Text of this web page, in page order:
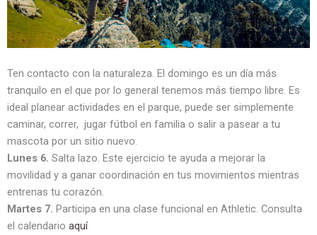
Ten contacto con la naturaleza. El domingo es un día más
tranquilo en el que por lo general tenemos más tiempo libre. Es
ideal planear actividades en el parque, puede ser simplemente
caminar, correr, jugar fútbol en familia o salir a pasear a tu
mascota por un sitio nuevo.
Lunes 6. Salta lazo. Este ejercicio te ayuda a mejorar la
movilidad y a ganar coordinación en tus movimientos mientras
entrenas tu corazón.
Martes 7. Participa en una clase funcional en Athletic. Consulta
el calendario aquí